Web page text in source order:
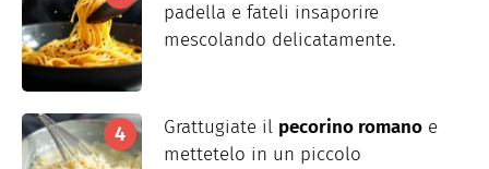
padella e fateli insaporire
mescolando delicatamente.
Grattugiate il pecorino romano e
mettetelo in un piccolo